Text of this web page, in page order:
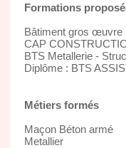
Formations
Bâtiment gros œuvre
CAP
BTS Metallerie -
Diplôme : BTS
Métiers formés
Maçon Béton armé
Metallier